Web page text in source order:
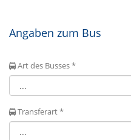
Angaben zum Bus
Art des Busses *
Transferart *